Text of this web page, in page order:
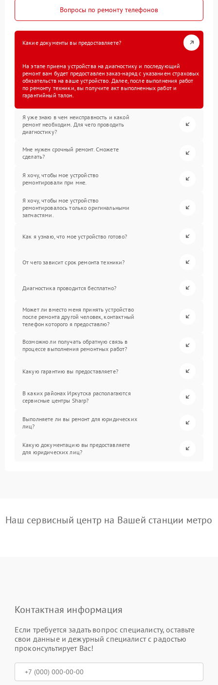
Вопросы по ремонту телефонов
Какие документы вы предоставляете?
На этапе приема устройства на диагностику и последующий
ремонт вам будет предоставлен заказ-наряд с указанием страховых
обязательств на ваше устройство. Далее, после выполнения работ
по ремонту техники, вы получите акт выполненных работ и
гарантийный талон.
Я уже знаю в чем неисправность и какой
ремонт необходим. Для чего проводить
диагностику?
Мне нужен срочный ремонт. Сможете
сделать?
Я хочу, чтобы мое устройство
ремонтировали при мне.
Я хочу, чтобы мое устройство
ремонтировалось только оригинальными
запчастями.
Как я узнаю, что мое устройство готово?
От чего зависит срок ремонта техники?
Диагностика проводится бесплатно?
Может ли вместо меня принять устройство
после ремонта другой человек, контактный
телефон которого я предоставлю?
Возможно ли получать обратную связь в
процессе выполнения ремонтных работ?
Какую гарантию вы предоставляете?
В каких районах Иркутска располагаются
сервисные центры Sharp?
Выполняете ли вы ремонт для юридических
лиц?
Какую документацию вы предоставляете
для юридических лиц?
Наш сервисный центр на Вашей станции метро
Контактная информация
Если требуется задать вопрос специалисту, оставьте
свои данные и дежурный специалист с радостью
проконсультирует Вас!